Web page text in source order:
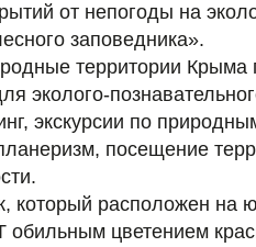
от непогоды на
заповедника».
территории Крыма
эколого-
экскурсии по
посещение
который расположен на
цветением